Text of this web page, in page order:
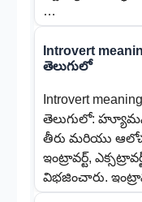
…
Introvert
తెలుగులో
Introvert
తెలుగులో:
తీరు మరియు
ఇంట్రావర్ట్,
విభజించారు.